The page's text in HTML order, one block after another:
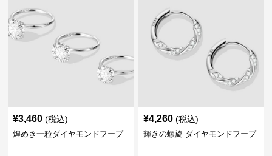
¥3,460 (税込)
煌めき一粒ダイヤモンドフープ
¥4,260 (税込)
輝きの螺旋 ダイヤモンドフープ